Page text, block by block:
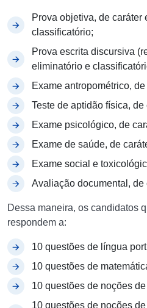
Prova objetiva, de caráter
classificatório;
Prova escrita discursiva
eliminatório e
Exame antropométrico,
Teste de aptidão física,
Exame psicológico, de
Exame de saúde, de
Exame social e
Avaliação documental, de
Dessa maneira, os candidatos
respondem a:
10 questões de língua
10 questões de
10 questões de noções
10 questões de noções